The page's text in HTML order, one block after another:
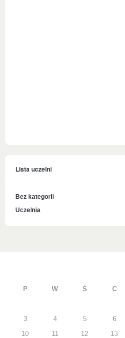
Lista uczelni
Bez kategorii
Uczelnia
P W Ś C
3 4 5 6
10 11 12 13